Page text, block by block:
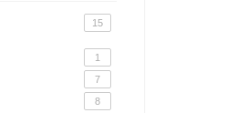
15
1
7
8